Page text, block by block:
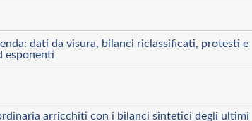
dati da visura, bilanci riclassificati, protesti e
esponenti
arricchiti con i bilanci sintetici degli ultimi